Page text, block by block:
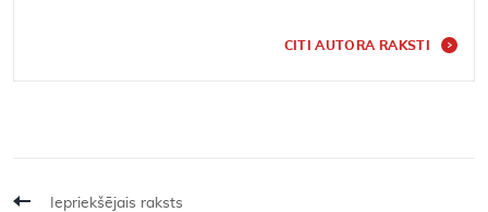
CITI AUTORA RAKSTI
Iepriekšējais raksts